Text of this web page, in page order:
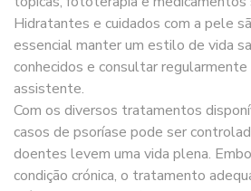
Hidratantes e cuidados com a pele
essencial manter um estilo de vida
conhecidos e consultar regularmente
assistente.
Com os diversos tratamentos
casos de psoríase pode ser
doentes levem uma vida plena.
condição crónica, o tratamento